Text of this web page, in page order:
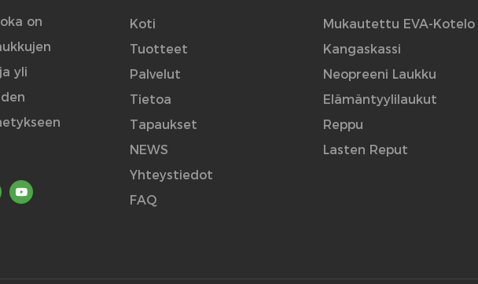
on
yli
Koti
Tuotteet
Palvelut
Tietoa
Tapaukset
NEWS
Yhteystiedot
FAQ
Mukautettu EVA-Kotelo
Kangaskassi
Neopreeni Laukku
Elämäntyylilaukut
Reppu
Lasten Reput